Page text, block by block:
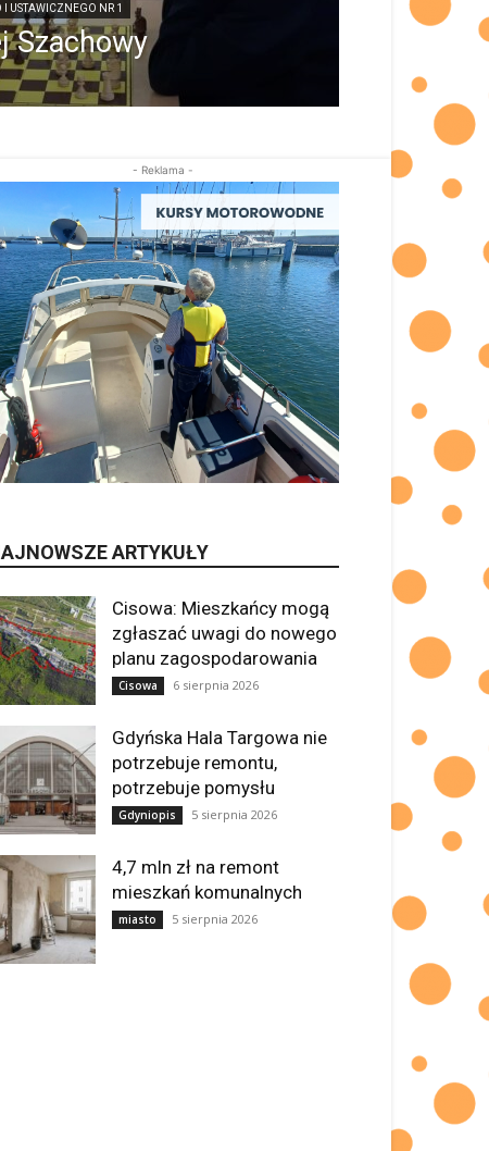
USTAWICZNEGO NR 1
Szachowy
- Reklama -
ARTYKUŁY
Cisowa: Mieszkańcy mogą
zgłaszać uwagi do nowego
planu zagospodarowania
Cisowa 6 sierpnia 2026
Gdyńska Hala Targowa nie
potrzebuje remontu,
potrzebuje pomysłu
Gdyniopis 5 sierpnia 2026
4,7 mln zł na remont
mieszkań komunalnych
miasto 5 sierpnia 2026